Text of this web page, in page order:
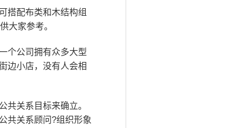
搭配布类和木结构组
大家参考。
个公司拥有众多大型
边小店，没有人会相
共关系目标来确立。
共关系顾问?组织形象